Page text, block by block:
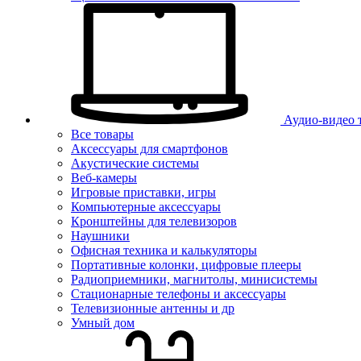
Аудио-видео
Все товары
Аксессуары для смартфонов
Акустические системы
Веб-камеры
Игровые приставки, игры
Компьютерные аксессуары
Кронштейны для телевизоров
Наушники
Офисная техника и калькуляторы
Портативные колонки, цифровые плееры
Радиоприемники, магнитолы, минисистемы
Стационарные телефоны и аксессуары
Телевизионные антенны и др
Умный дом